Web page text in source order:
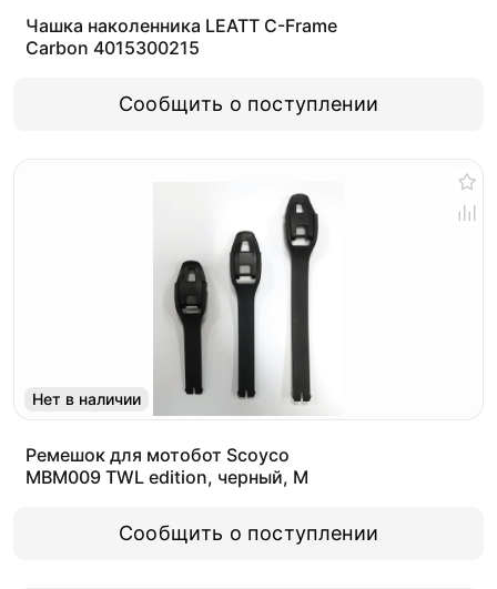
Чашка наколенника LEATT C-Frame
Carbon 4015300215
Сообщить о поступлении
Нет в наличии
Ремешок для мотобот Scoyco
MBM009 TWL edition, черный, M
Сообщить о поступлении